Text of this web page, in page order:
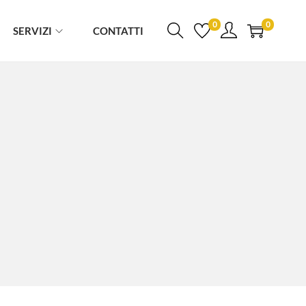
SERVIZI CONTATTI 0 0